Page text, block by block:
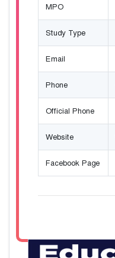
MPO
Study Type
Email
Phone
Official Phone
Website
Facebook Page